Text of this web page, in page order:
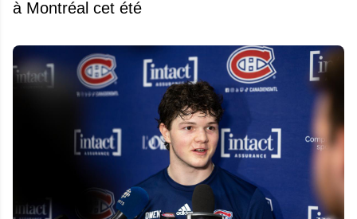
à Montréal cet été